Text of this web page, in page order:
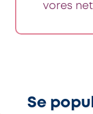
vores
Se